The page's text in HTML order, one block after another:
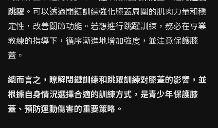
跳躍 。可以透過閉鏈訓練強化膝蓋周圍的肌肉力量和穩
定性，改善關節功能。若想進行跳躍訓練，務必在專業
教練的指導下，循序漸進地增加強度，並注意保護膝
蓋。
總而言之，瞭解閉鏈訓練和跳躍訓練對膝蓋的影響，並
根據自身情況選擇合適的訓練方式，是青少年保護膝
蓋、預防運動傷害的重要策略。